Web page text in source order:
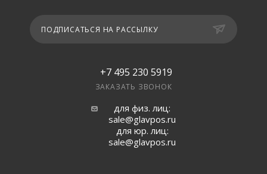
ПОДПИСАТЬСЯ НА РАССЫЛКУ
+7 495 230 5919
ЗАКАЗАТЬ ЗВОНОК
для физ. лиц:
sale@glavpos.ru
для юр. лиц:
sale@glavpos.ru